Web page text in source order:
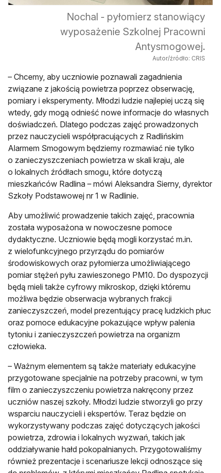
Nochal - pyłomierz stanowiący
wyposażenie Szkolnej Pracowni
Antysmogowej.
Autor/źródło: CRIS
– Chcemy, aby uczniowie poznawali zagadnienia
związane z jakością powietrza poprzez obserwację,
pomiary i eksperymenty. Młodzi ludzie najlepiej uczą się
wtedy, gdy mogą odnieść nowe informacje do własnych
doświadczeń. Dlatego podczas zajęć prowadzonych
przez nauczycieli współpracujących z Radlińskim
Alarmem Smogowym będziemy rozmawiać nie tylko
o zanieczyszczeniach powietrza w skali kraju, ale
o lokalnych źródłach smogu, które dotyczą
mieszkańców Radlina – mówi Aleksandra Sierny, dyrektor
Szkoły Podstawowej nr 1 w Radlinie.
Aby umożliwić prowadzenie takich zajęć, pracownia
została wyposażona w nowoczesne pomoce
dydaktyczne. Uczniowie będą mogli korzystać m.in.
z wielofunkcyjnego przyrządu do pomiarów
środowiskowych oraz pyłomierza umożliwiającego
pomiar stężeń pyłu zawieszonego PM10. Do dyspozycji
będą mieli także cyfrowy mikroskop, dzięki któremu
możliwa będzie obserwacja wybranych frakcji
zanieczyszczeń, model prezentujący pracę ludzkich płuc
oraz pomoce edukacyjne pokazujące wpływ palenia
tytoniu i zanieczyszczeń powietrza na organizm
człowieka.
– Ważnym elementem są także materiały edukacyjne
przygotowane specjalnie na potrzeby pracowni, w tym
film o zanieczyszczeniu powietrza nakręcony przez
uczniów naszej szkoły. Młodzi ludzie stworzyli go przy
wsparciu nauczycieli i ekspertów. Teraz będzie on
wykorzystywany podczas zajęć dotyczących jakości
powietrza, zdrowia i lokalnych wyzwań, takich jak
oddziaływanie hałd pokopalnianych. Przygotowaliśmy
również prezentacje i scenariusze lekcji odnoszące się